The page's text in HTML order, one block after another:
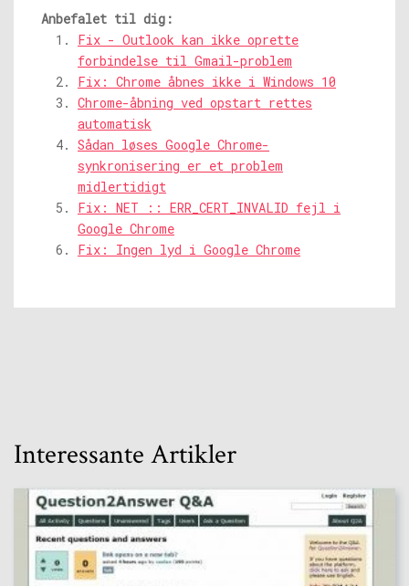
Anbefalet til dig:
Fix - Outlook kan ikke oprette
forbindelse til Gmail-problem
Fix: Chrome åbnes ikke i Windows 10
Chrome-åbning ved opstart rettes
automatisk
Sådan løses Google Chrome-
synkronisering er et problem
midlertidigt
Fix: NET :: ERR_CERT_INVALID fejl i
Google Chrome
Fix: Ingen lyd i Google Chrome
Interessante Artikler